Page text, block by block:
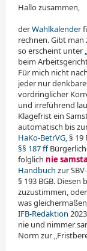
Hallo zusammen,
derWahlkalender
rechnen. Gibt man
so erscheint unter
beim
Für mich nicht
jeder nur
vordringlicher
und irreführend
Klagefrist ein
automatisch bis
HaKo-BetrVG,§ 19
§§ 187 ff
folglich nie
Handbuch zur
§ 193 BGB.
zuzustimmen,
was
IFB-Redaktion
nie und nimmer
Norm zur